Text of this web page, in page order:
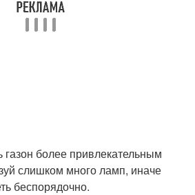
более привлекательным
слишком много ламп, иначе
беспорядочно.